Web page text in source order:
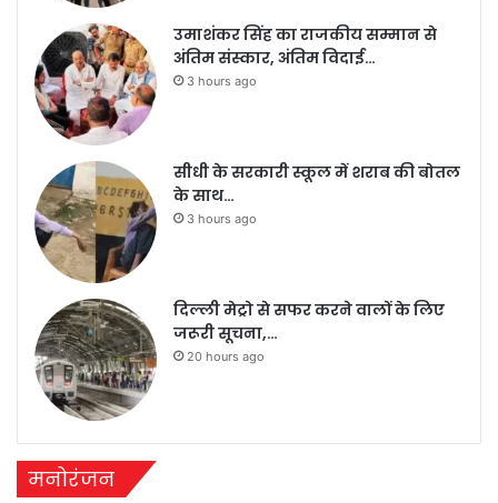
उमाशंकर सिंह का राजकीय सम्मान से
अंतिम संस्कार, अंतिम विदाई…
3 hours ago
सीधी के सरकारी स्कूल में शराब की बोतल
के साथ…
3 hours ago
दिल्ली मेट्रो से सफर करने वालों के लिए
जरूरी सूचना,…
20 hours ago
मनोरंजन